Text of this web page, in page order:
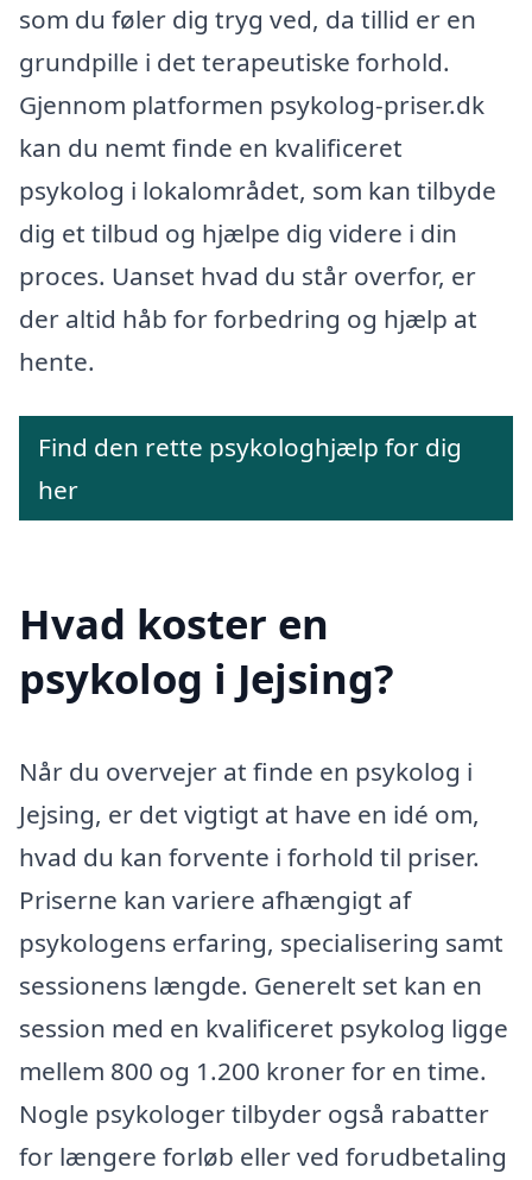
som du føler dig tryg ved, da tillid er en
grundpille i det terapeutiske forhold.
Gjennom platformen psykolog-priser.dk
kan du nemt finde en kvalificeret
psykolog i lokalområdet, som kan tilbyde
dig et tilbud og hjælpe dig videre i din
proces. Uanset hvad du står overfor, er
der altid håb for forbedring og hjælp at
hente.
Find den rette psykologhjælp for dig
her
Hvad koster en
psykolog i Jejsing?
Når du overvejer at finde en psykolog i
Jejsing, er det vigtigt at have en idé om,
hvad du kan forvente i forhold til priser.
Priserne kan variere afhængigt af
psykologens erfaring, specialisering samt
sessionens længde. Generelt set kan en
session med en kvalificeret psykolog ligge
mellem 800 og 1.200 kroner for en time.
Nogle psykologer tilbyder også rabatter
for længere forløb eller ved forudbetaling